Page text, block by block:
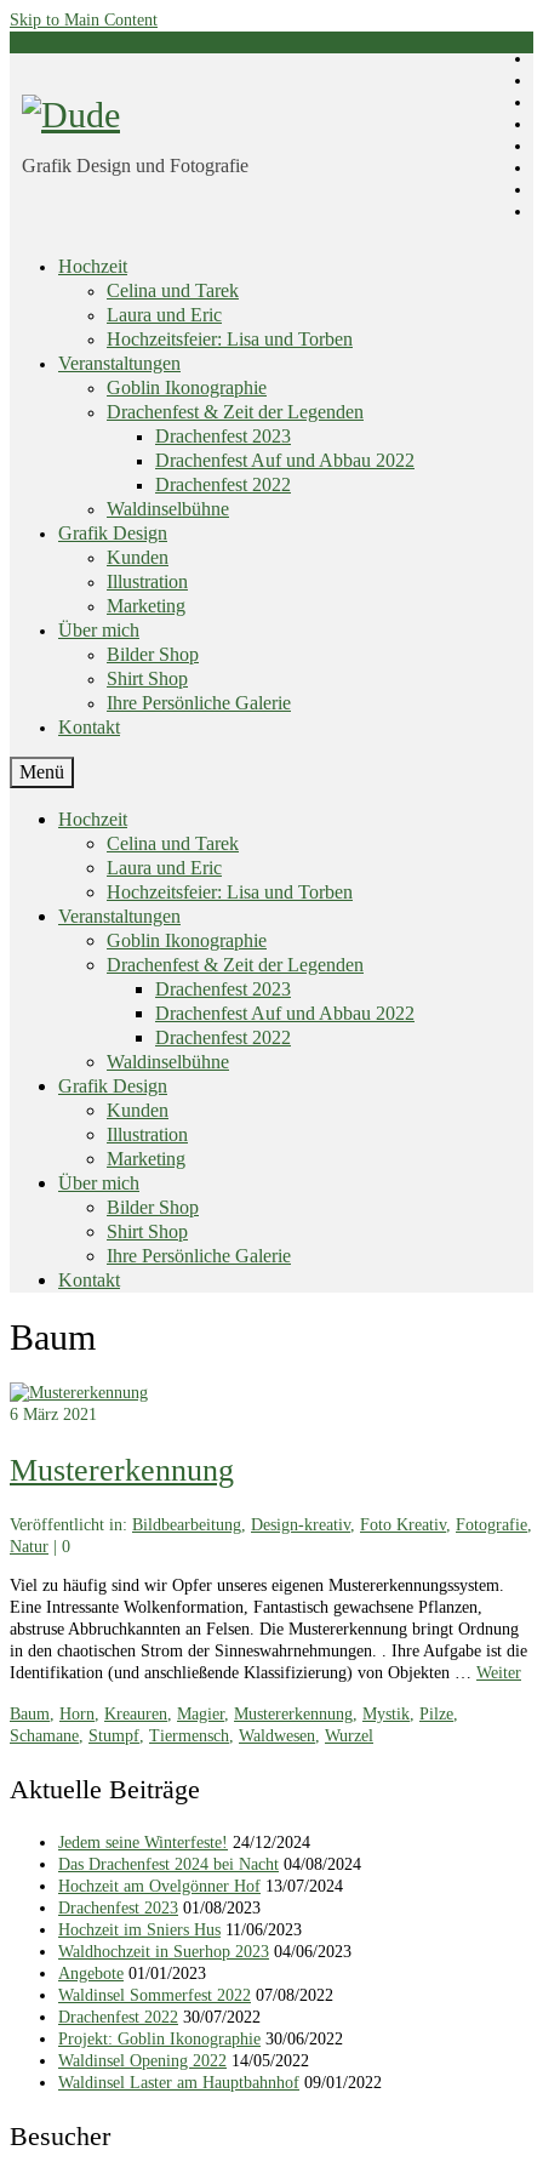
Skip to Main Content
Grafik Design und Fotografie
Hochzeit
Celina und Tarek
Laura und Eric
Hochzeitsfeier: Lisa und Torben
Veranstaltungen
Goblin Ikonographie
Drachenfest & Zeit der Legenden
Drachenfest 2023
Drachenfest Auf und Abbau 2022
Drachenfest 2022
Waldinselbühne
Grafik Design
Kunden
Illustration
Marketing
Über mich
Bilder Shop
Shirt Shop
Ihre Persönliche Galerie
Kontakt
End
of
Menü
Skip
Hochzeit
Celina und Tarek
Laura und Eric
Hochzeitsfeier: Lisa und Torben
Veranstaltungen
Goblin Ikonographie
Drachenfest & Zeit der Legenden
Drachenfest 2023
Drachenfest Auf und Abbau 2022
Drachenfest 2022
Waldinselbühne
Grafik Design
Kunden
Illustration
Marketing
Über mich
Bilder Shop
Shirt Shop
Ihre Persönliche Galerie
Kontakt
End
of
Baum
6 März 2021
Mustererkennung
Veröffentlicht in: Bildbearbeitung, Design-kreativ, Foto Kreativ, Fotografie,
Natur
0
Viel zu häufig sind wir Opfer unseres eigenen Mustererkennungssystem.
Eine Intressante Wolkenformation, Fantastisch gewachsene Pflanzen,
abstruse Abbruchkannten an Felsen. Die Mustererkennung bringt Ordnung
in den chaotischen Strom der Sinneswahrnehmungen. . Ihre Aufgabe ist die
Identifikation (und anschließende Klassifizierung) von Objekten … Weiter
Baum, Horn, Kreauren, Magier, Mustererkennung, Mystik, Pilze,
Schamane, Stumpf, Tiermensch, Waldwesen, Wurzel
Aktuelle Beiträge
Jedem seine Winterfeste! 24/12/2024
Das Drachenfest 2024 bei Nacht 04/08/2024
Hochzeit am Ovelgönner Hof 13/07/2024
Drachenfest 2023 01/08/2023
Hochzeit im Sniers Hus 11/06/2023
Waldhochzeit in Suerhop 2023 04/06/2023
Angebote 01/01/2023
Waldinsel Sommerfest 2022 07/08/2022
Drachenfest 2022 30/07/2022
Projekt: Goblin Ikonographie 30/06/2022
Waldinsel Opening 2022 14/05/2022
Waldinsel Laster am Hauptbahnhof 09/01/2022
Besucher